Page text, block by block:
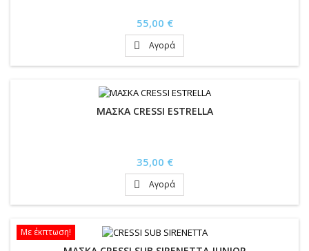
Τιμή
55,00 €
 Αγορά
ΜΑΣΚΑ CRESSI ESTRELLA
Τιμή
35,00 €
 Αγορά
Με έκπτωση!